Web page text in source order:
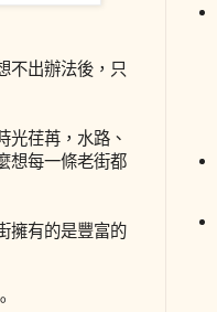
不出辦法後，只
光荏苒，水路、
想每一條老街都
擁有的是豐富的